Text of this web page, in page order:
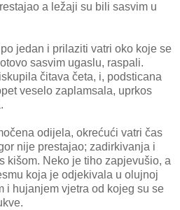
a ležaji su bili sasvim u
jedan i prilaziti vatri oko koje se
sasvim ugaslu, raspali.
čitava četa, i, podsticana
veselo zaplamsala, uprkos
odijela, okrećući vatri čas
nije prestajao; zadirkivanja i
kišom. Neko je tiho zapjevušio, a
koja je odjekivala u olujnoj
i hujanjem vjetra od kojeg su se